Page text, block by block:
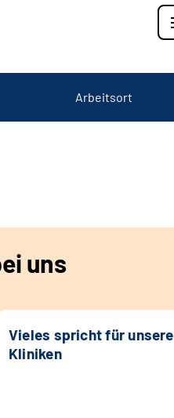
Arbeitsort
uns
Vieles spricht für unsere
Kliniken